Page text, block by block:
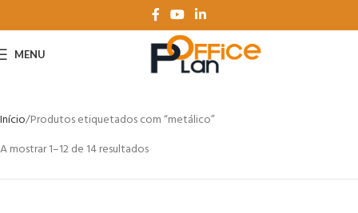
MENU
Início Produtos etiquetados com “metálico”
A mostrar 1–12 de 14 resultados